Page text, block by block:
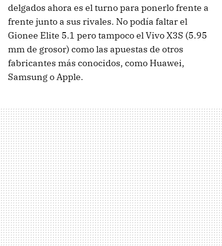
delgados ahora es el turno para ponerlo frente a
frente junto a sus rivales. No podía faltar el
Gionee Elite 5.1 pero tampoco el Vivo X3S (5.95
mm de grosor) como las apuestas de otros
fabricantes más conocidos, como Huawei,
Samsung o Apple.